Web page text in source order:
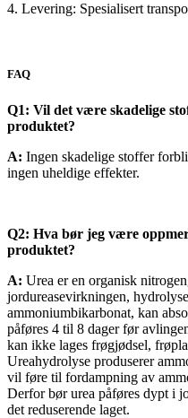
4. Levering: Spesialisert
FAQ
Q1: Vil det være skadelige
produktet?
A: Ingen skadelige stoffer
ingen uheldige effekter.
Q2: Hva bør jeg være
produktet?
A: Urea er en organisk
jordureasevirkningen,
ammoniumbikarbonat, kan
påføres 4 til 8 dager før
kan ikke lages frøgjødsel,
Ureahydrolyse produserer
vil føre til fordampning av
Derfor bør urea påføres dypt i
det reduserende laget.